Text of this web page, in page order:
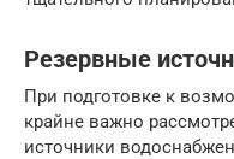
Резервные
При подготовке к
крайне важно
источники